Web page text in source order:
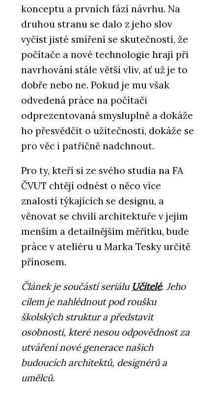
konceptu a prvních fází návrhu. Na
druhou stranu se dalo z jeho slov
vyčíst jisté smíření se skutečností, že
počítače a nové technologie hrají při
navrhování stále větší vliv, ať už je to
dobře nebo ne. Pokud je mu však
odvedená práce na počítači
odprezentovaná smysluplně a dokáže
ho přesvědčit o užitečnosti, dokáže se
pro věc i patřičně nadchnout.
Pro ty, kteří si ze svého studia na FA
ČVUT chtějí odnést o něco více
znalostí týkajících se designu, a
věnovat se chvíli architektuře v jejím
menším a detailnějším měřítku, bude
práce v ateliéru u Marka Tesky určitě
přínosem.
Článek je součástí seriálu Učitelé. Jeho
cílem je nahlédnout pod roušku
školských struktur a představit
osobnosti, které nesou odpovědnost za
utváření nové generace našich
budoucích architektů, designérů a
umělců.